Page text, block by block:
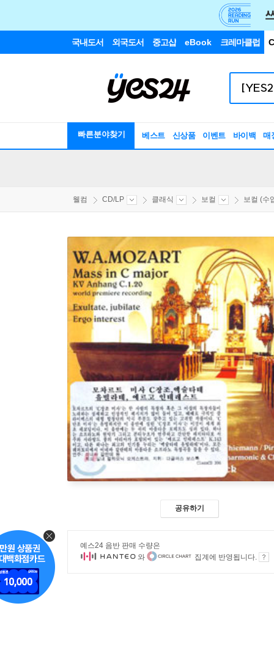
국내도서 외국도서 중고샵 eBook 크레마클럽
빠른분야찾기 베스트 신상품 이벤트 바이백 매
웰컴 CD/LP 클래식 보컬 보컬 (수
공유하기
예스24 음반 판매 수량은
와
집계에 반영됩니다.